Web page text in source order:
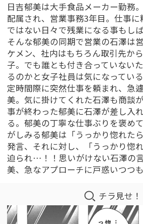
日吉郁美は大手食品メーカー勤務
配属され、営業事務3年目。仕事
ではない日々で残業になる事もしば
そんな郁美の同期で営業の石澤は
ケメン、社内はもちろん取引先か
子。でも誰とも付き合っていない
るのかと女子社員は気になってい
定時間際に突然仕事を頼まれ、急
美。気に掛けてくれた石澤も商談
事が終わった郁美に石澤が差し入
る。郁美の丁寧な仕事ぶりを褒め
がしみる郁美は「うっかり惚れた
発言、それに対し、「うっかり惚
迫られ…！！思いがけない石澤の
美、急なアプローチに戸惑いつつ
チラ見せ！